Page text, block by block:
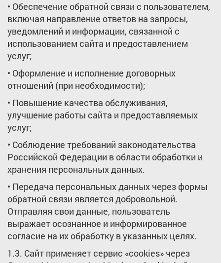
• Обеспечение обратной связи с пользователем,
включая направление ответов на запросы,
уведомлений и информации, связанной с
использованием сайта и предоставлением
услуг;
• Оформление и исполнение договорных
отношений (при необходимости);
• Повышение качества обслуживания,
улучшение работы сайта и предоставляемых
услуг;
• Соблюдение требований законодательства
Российской Федерации в области обработки и
хранения персональных данных.
• Передача персональных данных через формы
обратной связи является добровольной.
Отправляя свои данные, пользователь
выражает осознанное и информированное
согласие на их обработку в указанных целях.
1.3. Сайт применяет сервис «cookies» через